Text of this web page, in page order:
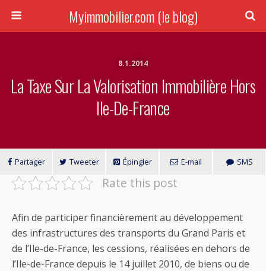
Myimmobilier.com (le blog)
8.1.2014
La Taxe Sur La Valorisation Immobilière Hors
Ile-De-France
Partager Tweeter Épingler E-mail SMS
Rate this post
Afin de participer financièrement au développement
des infrastructures des transports du Grand Paris et
de l’Ile-de-France, les cessions, réalisées en dehors de
l’Ile-de-France depuis le 14 juillet 2010, de biens ou de